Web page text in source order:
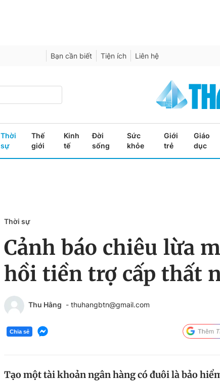
Bạn cần biết Tiện ích Liên hệ
Thời
sự
Thế
giới
Kinh
tế
Đời
sống
Sức
khỏe
Giới
trẻ
Giáo
dục
Thời sự
Cảnh báo chiêu lừa
hồi tiền trợ cấp thất
Thu Hằng - thuhangbtn@gmail.com
Chia sẻ
Tạo một tài khoản ngân hàng có đuôi là bảo